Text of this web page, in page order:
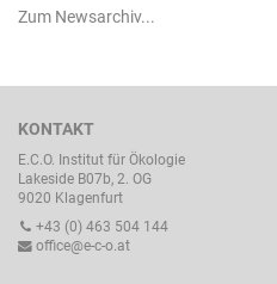
Zum Newsarchiv...
KONTAKT
E.C.O. Institut für Ökologie
Lakeside B07b, 2. OG
9020 Klagenfurt
+43 (0) 463 504 144
office@e-c-o.at